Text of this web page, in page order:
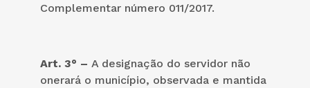
Complementar número 011/2017.
Art. 3° – A designação do servidor não
onerará o município, observada e mantida